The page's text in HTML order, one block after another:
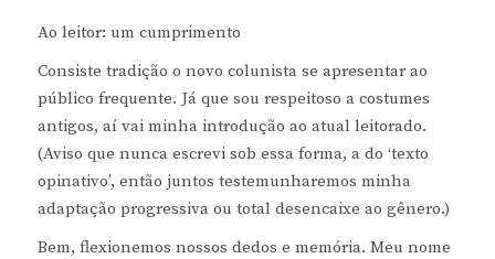
Ao leitor: um cumprimento
Consiste tradição o novo colunista se apresentar ao
público frequente. Já que sou respeitoso a costumes
antigos, aí vai minha introdução ao atual leitorado.
(Aviso que nunca escrevi sob essa forma, a do ‘texto
opinativo’, então juntos testemunharemos minha
adaptação progressiva ou total desencaixe ao gênero.)
Bem, flexionemos nossos dedos e memória. Meu nome